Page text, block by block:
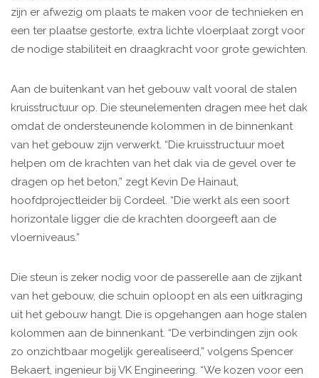
zijn er afwezig om plaats te maken voor de technieken en
een ter plaatse gestorte, extra lichte vloerplaat zorgt voor
de nodige stabiliteit en draagkracht voor grote gewichten.
Aan de buitenkant van het gebouw valt vooral de stalen
kruisstructuur op. Die steunelementen dragen mee het dak
omdat de ondersteunende kolommen in de binnenkant
van het gebouw zijn verwerkt. “Die kruisstructuur moet
helpen om de krachten van het dak via de gevel over te
dragen op het beton,” zegt Kevin De Hainaut,
hoofdprojectleider bij Cordeel. “Die werkt als een soort
horizontale ligger die de krachten doorgeeft aan de
vloerniveaus.”
Die steun is zeker nodig voor de passerelle aan de zijkant
van het gebouw, die schuin oploopt en als een uitkraging
uit het gebouw hangt. Die is opgehangen aan hoge stalen
kolommen aan de binnenkant. “De verbindingen zijn ook
zo onzichtbaar mogelijk gerealiseerd,” volgens Spencer
Bekaert, ingenieur bij VK Engineering. “We kozen voor een